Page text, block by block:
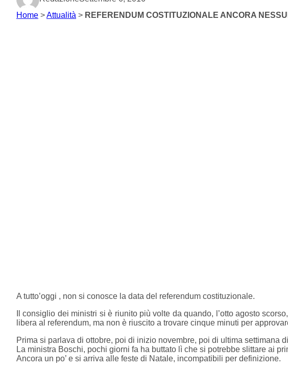
Home >Attualità > REFERENDUM COSTITUZIONALE ANCORA
A tutto’oggi , non si conosce la data del referendum costituzionale.
Il consiglio dei ministri si è riunito più volte da quando, l’otto agosto
libera al referendum, ma non è riuscito a trovare cinque minuti per
Prima si parlava di ottobre, poi di inizio novembre, poi di ultima settimana
La ministra Boschi, pochi giorni fa ha buttato lì che si potrebbe slittare ai
Ancora un po’ e si arriva alle feste di Natale, incompatibili per definizione.